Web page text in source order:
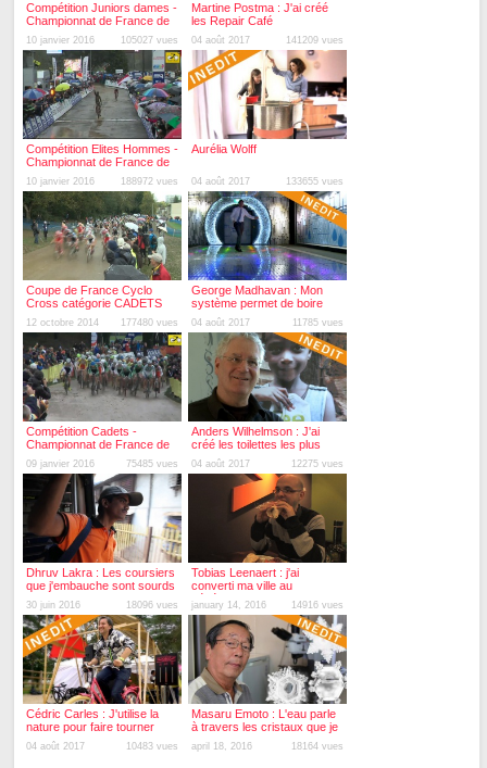
Compétition Juniors dames -
Championnat de France de
Cyclo-cross 2016
10 janvier 2016 105027 vues
Martine Postma : J'ai créé
les Repair Café
04 août 2017 141209 vues
Compétition Elites Hommes -
Championnat de France de
Cyclo-cross 2016
10 janvier 2016 188972 vues
Aurélia Wolff
04 août 2017 133655 vues
Coupe de France Cyclo
Cross catégorie CADETS
12 octobre 2014 177480 vues
George Madhavan : Mon
système permet de boire
l'eau des toilettes
04 août 2017 11785 vues
Compétition Cadets -
Championnat de France de
Cyclo-cross 2016
09 janvier 2016 75485 vues
Anders Wilhelmson : J'ai
créé les toilettes les plus
simples du monde
04 août 2017 12275 vues
Dhruv Lakra : Les coursiers
que j'embauche sont sourds
et muets
30 juin 2016 18096 vues
Tobias Leenaert : j'ai
converti ma ville au
végétarisme
january 14, 2016 14916 vues
Cédric Carles : J'utilise la
nature pour faire tourner
mes platines
04 août 2017 10483 vues
Masaru Emoto : L'eau parle
à travers les cristaux que je
forme
april 18, 2016 18164 vues